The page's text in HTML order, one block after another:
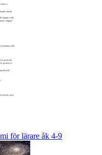
för lärare åk 4-9